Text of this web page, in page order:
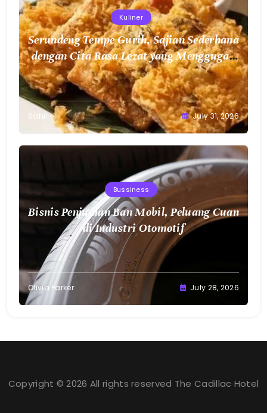
Kuliner
Serundeng Tempe Gurih, Sajian Sederhana
dengan Cita Rasa Lezat yang Menggugah
Selera
Sahil July 31, 2026
Bussiness
Bisnis Penjualan Ban Mobil, Peluang Cuan
di Industri Otomotif
Olivia Parker July 28, 2026
Copyright © 2026 All rights reserved The Cadillac Hotel